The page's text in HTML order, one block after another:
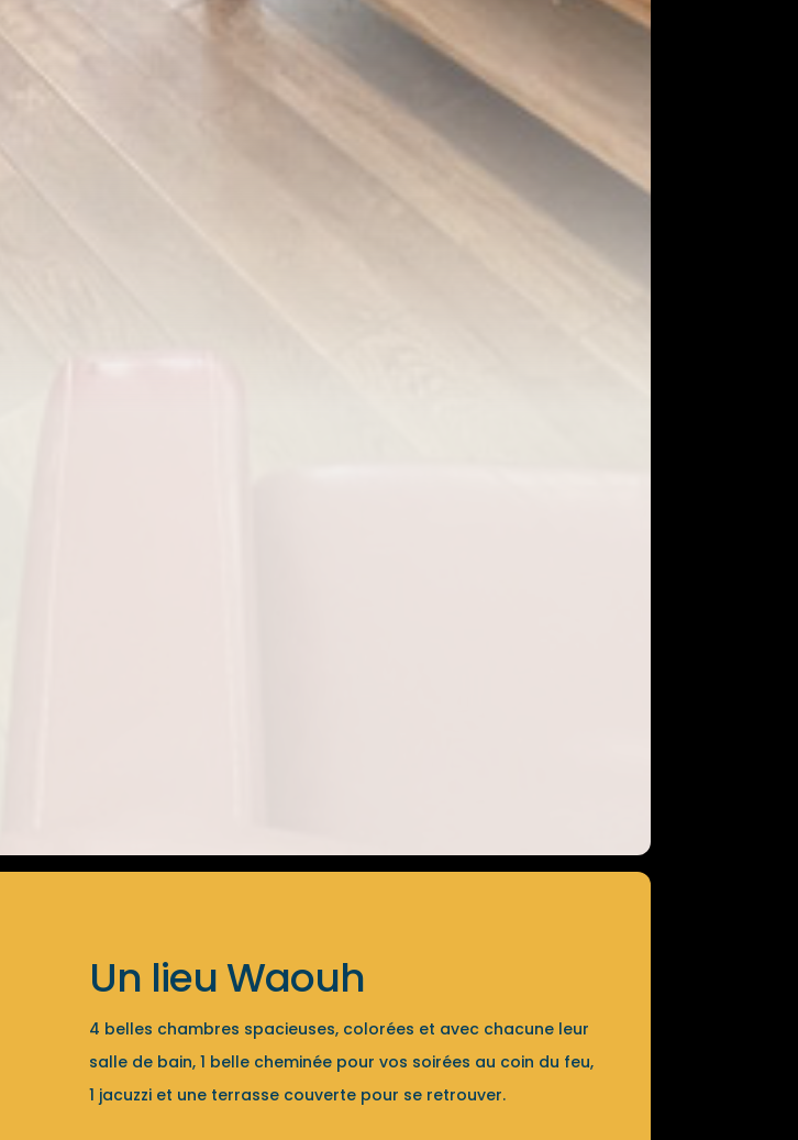
Un lieu Waouh
4 belles chambres spacieuses, colorées et avec chacune leur
salle de bain, 1 belle cheminée pour vos soirées au coin du feu,
1 jacuzzi et une terrasse couverte pour se retrouver.